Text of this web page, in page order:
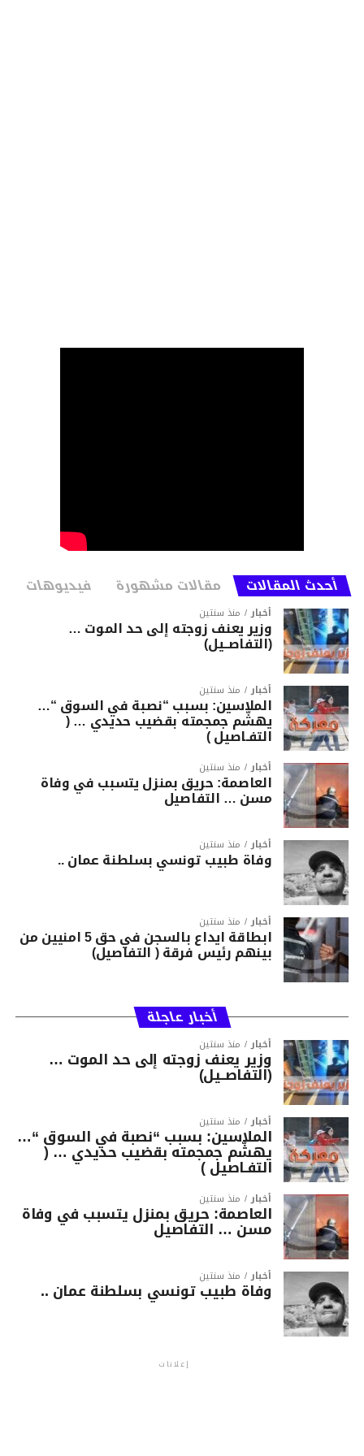
أحدث المقالات مقالات مشهورة فيديوهات
أخبار منذ سنتين
وزير يعنف زوجته إلى حد الموت …
(التفاصــيل)
أخبار منذ سنتين
الملاسين: بسبب “نصبة في السوق “…
يهشّم جمجمته بقضيب حديدي … (
التفـاصيل )
أخبار منذ سنتين
العاصمة: حريق بمنزل يتسبب في وفاة
مسن … التفاصيل
أخبار منذ سنتين
وفاة طبيب تونسي بسلطنة عمان ..
أخبار منذ سنتين
ابطاقة ايداع بالسجن في حق 5 امنيين من
بينهم رئيس فرقة ( التفاصيل)
أخبار عاجلة
أخبار منذ سنتين
وزير يعنف زوجته إلى حد الموت …
(التفاصــيل)
أخبار منذ سنتين
الملاسين: بسبب “نصبة في السوق “…
يهشّم جمجمته بقضيب حديدي … (
التفـاصيل )
أخبار منذ سنتين
العاصمة: حريق بمنزل يتسبب في وفاة
مسن … التفاصيل
أخبار منذ سنتين
وفاة طبيب تونسي بسلطنة عمان ..
إعلانات